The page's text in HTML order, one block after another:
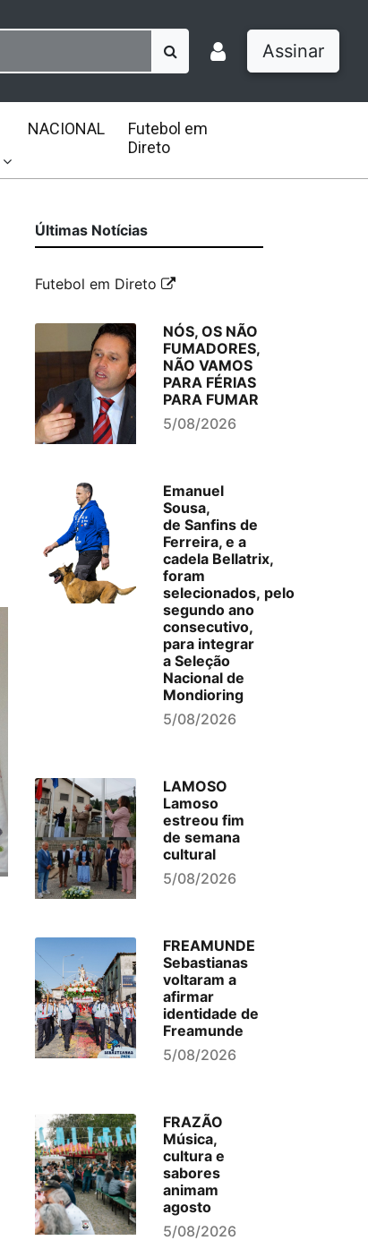
Assinar
NACIONAL
Futebol em
Direto
Últimas Notícias
Futebol em Direto
NÓS, OS NÃO
FUMADORES,
NÃO VAMOS
PARA FÉRIAS
PARA FUMAR
5/08/2026
Emanuel
Sousa,
de Sanfins de
Ferreira, e a
cadela Bellatrix,
foram
selecionados, pelo
segundo ano
consecutivo,
para integrar
a Seleção
Nacional de
Mondioring
5/08/2026
LAMOSO
Lamoso
estreou fim
de semana
cultural
5/08/2026
FREAMUNDE
Sebastianas
voltaram a
afirmar
identidade de
Freamunde
5/08/2026
FRAZÃO
Música,
cultura e
sabores
animam
agosto
5/08/2026